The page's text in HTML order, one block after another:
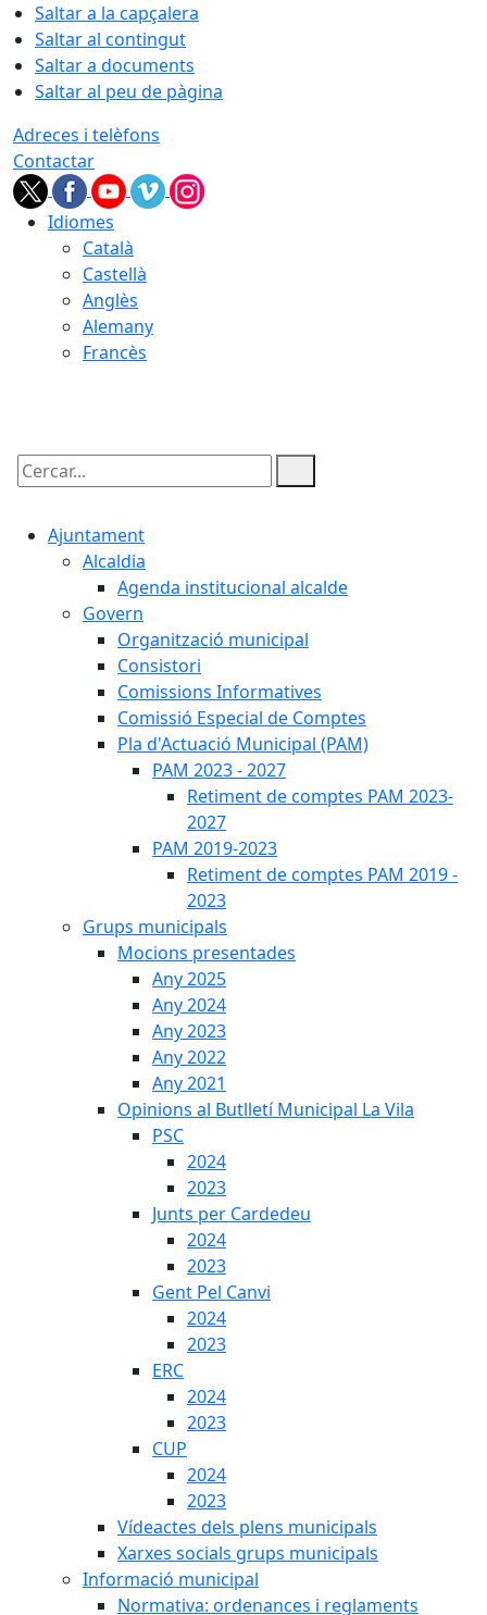
Saltar a la capçalera
Saltar al contingut
Saltar a documents
Saltar al peu de pàgina
Adreces i telèfons
Contactar
Idiomes
Català
Castellà
Anglès
Alemany
Francès
Cercar:
Ajuntament
Alcaldia
Agenda institucional alcalde
Govern
Organització municipal
Consistori
Comissions Informatives
Comissió Especial de Comptes
Pla d'Actuació Municipal (PAM)
PAM 2023 - 2027
Retiment de comptes PAM 2023-
2027
PAM 2019-2023
Retiment de comptes PAM 2019 -
2023
Grups municipals
Mocions presentades
Any 2025
Any 2024
Any 2023
Any 2022
Any 2021
Opinions al Butlletí Municipal La Vila
PSC
2024
2023
Junts per Cardedeu
2024
2023
Gent Pel Canvi
2024
2023
ERC
2024
2023
CUP
2024
2023
Vídeactes dels plens municipals
Xarxes socials grups municipals
Informació municipal
Normativa: ordenances i reglaments